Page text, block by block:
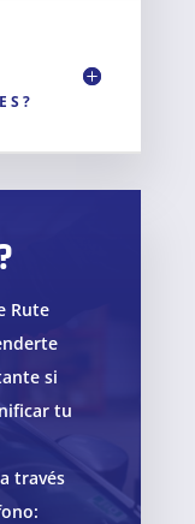
Rute
si
tu
través